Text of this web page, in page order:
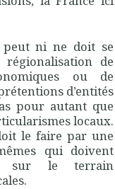
peut ni ne doit se
de
ou de
d’entités
pour autant que
locaux.
le faire par une
qui doivent
sur le terrain
.